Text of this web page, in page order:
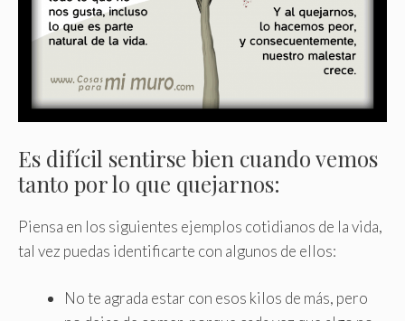
Es difícil sentirse bien cuando vemos
tanto por lo que quejarnos:
Piensa en los siguientes ejemplos cotidianos de la vida,
tal vez puedas identificarte con algunos de ellos:
No te agrada estar con esos kilos de más, pero